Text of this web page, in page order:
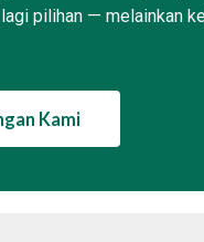
pilihan — melainkan
Kami